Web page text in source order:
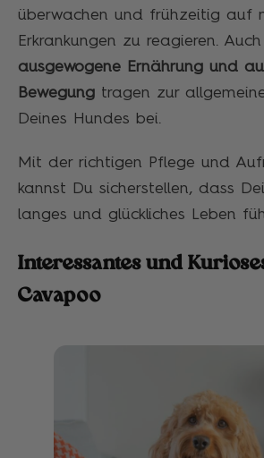
überwachen und frühzeitig auf
Erkrankungen zu reagieren.
ausgewogene Ernährung und
Bewegung tragen zur
Deines Hundes bei.
Mit der richtigen Pflege und
kannst Du sicherstellen, dass
langes und glückliches Leben
Interessantes und
Cavapoo